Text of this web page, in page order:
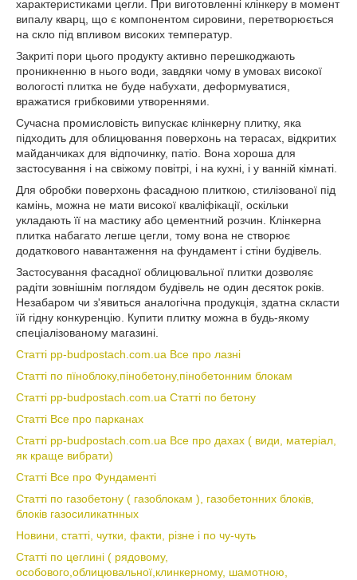
характеристиками цегли. При виготовленні клінкеру в момент
випалу кварц, що є компонентом сировини, перетворюється
на скло під впливом високих температур.
Закриті пори цього продукту активно перешкоджають
проникненню в нього води, завдяки чому в умовах високої
вологості плитка не буде набухати, деформуватися,
вражатися грибковими утвореннями.
Сучасна промисловість випускає клінкерну плитку, яка
підходить для облицювання поверхонь на терасах, відкритих
майданчиках для відпочинку, патіо. Вона хороша для
застосування і на свіжому повітрі, і на кухні, і у ванній кімнаті.
Для обробки поверхонь фасадною плиткою, стилізованої під
камінь, можна не мати високої кваліфікації, оскільки
укладають її на мастику або цементний розчин. Клінкерна
плитка набагато легше цегли, тому вона не створює
додаткового навантаження на фундамент і стіни будівель.
Застосування фасадної облицювальної плитки дозволяє
радіти зовнішнім поглядом будівель не один десяток років.
Незабаром чи з'явиться аналогічна продукція, здатна скласти
їй гідну конкуренцію. Купити плитку можна в будь-якому
спеціалізованому магазині.
Статті pp-budpostach.com.ua Все про лазні
Статті по пїноблоку,пінобетону,пінобетонним блокам
Статті pp-budpostach.com.ua Статті по бетону
Статті Все про парканах
Статті pp-budpostach.com.ua Все про дахах ( види, матеріал,
як краще вибрати)
Статті Все про Фундаменті
Статті по газобетону ( газоблокам ), газобетонних блоків,
блоків газосиликатнных
Новини, статті, чутки, факти, різне і по чу-чуть
Статті по цеглині ( рядовому,
особового,облицювальної,клинкерному, шамотною,